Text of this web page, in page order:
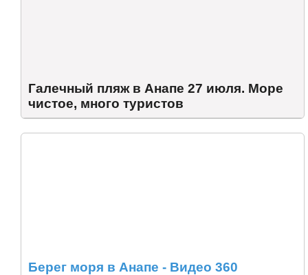
Галечный пляж в Анапе 27 июля. Море
чистое, много туристов
Берег моря в Анапе - Видео 360